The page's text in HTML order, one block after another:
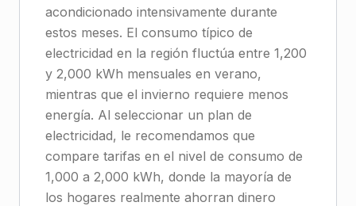
acondicionado intensivamente durante
estos meses. El consumo típico de
electricidad en la región fluctúa entre 1,200
y 2,000 kWh mensuales en verano,
mientras que el invierno requiere menos
energía. Al seleccionar un plan de
electricidad, le recomendamos que
compare tarifas en el nivel de consumo de
1,000 a 2,000 kWh, donde la mayoría de
los hogares realmente ahorran dinero